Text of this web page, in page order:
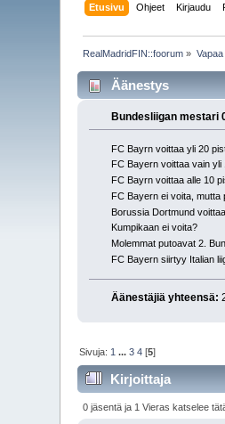
Etusivu Ohjeet Kirjaudu
RealMadridFIN::foorum »
Äänestys
Bundesliigan mestari
FC Bayrn voittaa yli 20
FC Bayern voittaa vain yli
FC Bayrn voittaa alle 10
FC Bayern ei voita, mutta
Borussia Dortmund
Kumpikaan ei voita?
Molemmat putoavat 2.
FC Bayern siirtyy Italian
Äänestäjiä yhteensä:
Sivuja: 1 ...3 4 [5]
Kirjoittaja
0 jäsentä ja 1 Vieras katselee